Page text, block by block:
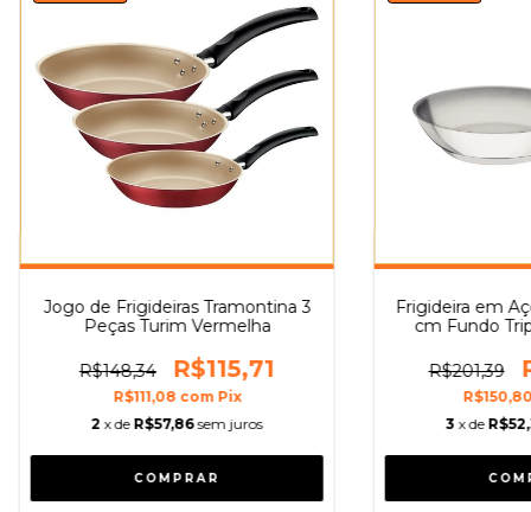
Jogo de Frigideiras Tramontina 3
Peças Turim Vermelha
R$148,34 R$115,71
R$111,08 com Pix
2 x de R$57,86 sem juros
Frigideira em
cm Fundo
R$201,39
3 x de